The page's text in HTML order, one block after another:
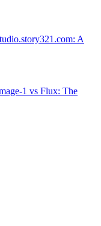
A
1 vs Flux: The